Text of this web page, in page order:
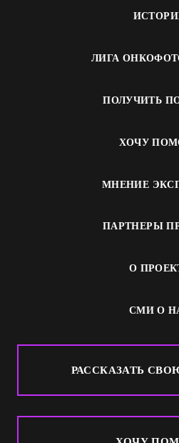
ЛИГА
ПОЛУЧИТЬ
ХОЧУ
МНЕНИЕ
ПАРТНЕРЫ
О
СМИ О
РАССКАЗАТЬ